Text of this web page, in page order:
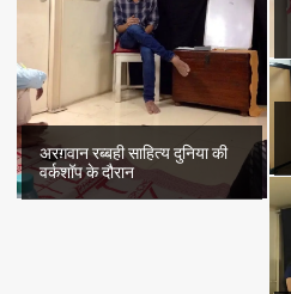
अरग़वान रब्बही साहित्य दुनिया की
वर्कशॉप के दौरान